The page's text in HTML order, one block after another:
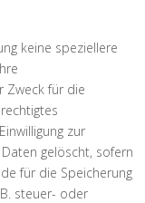
keine speziellere
Zweck für die
zur
gelöscht, sofern
für die Speicherung
steuer- oder